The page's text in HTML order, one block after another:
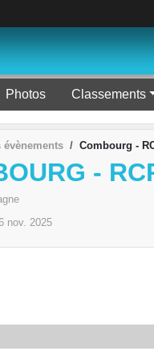
Photos Classements
évènements Combourg -
-
nov. 2025